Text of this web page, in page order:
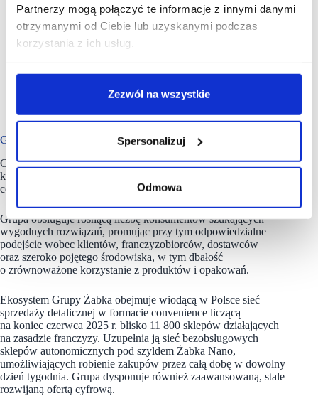
Partnerzy mogą połączyć te informacje z innymi danymi
otrzymanymi od Ciebie lub uzyskanymi podczas
korzystania z ich usług.
Zezwól na wszystkie
Spersonalizuj
Odmowa
niższą, w tym brak wypłaty, gdy w danym roku
planowane będą znaczące inwestycje, w tym fuzje
i przejęcia.
Zgodnie z prawem luksemburskim, kwota dywidendy
przekroczyć zysku netto Spółki za poprzedni rok
zatrzymane, po uwzględnieniu strat z lat ubiegłych
Grupa Żabka ma blisko 11 800 sklepów
Grupa Żabka to kompleksowy ekosystem convenience,
którego misją jest tworzenie wartości poprzez upraszczanie
codziennego życia klientów.
Grupa obsługuje rosnącą liczbę konsumentów szukających
wygodnych rozwiązań, promując przy tym odpowiedzialne
podejście wobec klientów, franczyzobiorców, dostawców
oraz szeroko pojętego środowiska, w tym dbałość
o zrównoważone korzystanie z produktów i opakowań.
Ekosystem Grupy Żabka obejmuje wiodącą w Polsce sieć
sprzedaży detalicznej w formacie convenience liczącą
na koniec czerwca 2025 r. blisko 11 800 sklepów działających
na zasadzie franczyzy. Uzupełnia ją sieć bezobsługowych
sklepów autonomicznych pod szyldem Żabka Nano,
umożliwiających robienie zakupów przez całą dobę w dowolny
dzień tygodnia. Grupa dysponuje również zaawansowaną, stale
rozwijaną ofertą cyfrową.